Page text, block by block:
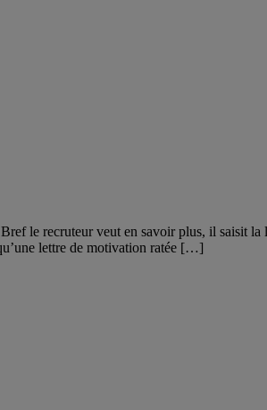
le recruteur veut en savoir plus, il saisit
lettre de motivation ratée […]